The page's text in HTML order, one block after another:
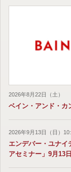
2026年8月22日（土）
ベイン・アンド・カ
2026年9月13日（日）
エンデバー・ユナイ
アセミナー」9月13